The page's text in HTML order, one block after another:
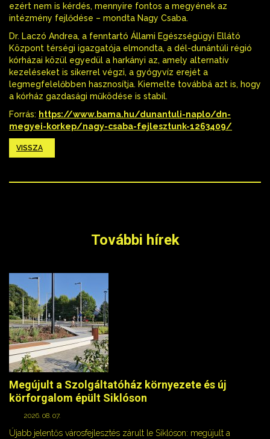
ezért nem is kérdés, mennyire fontos a megyének az
intézmény fejlődése – mondta Nagy Csaba.
Dr. Laczó Andrea, a fenntartó Állami Egészségügyi Ellátó
Központ térségi igazgatója elmondta, a dél-dunántúli régió
kórházai közül egyedül a harkányi az, amely alternatív
kezeléseket is sikerrel végzi, a gyógyvíz erejét a
legmegfelelőbben hasznosítja. Kiemelte továbbá azt is, hogy
a kórház gazdasági működése is stabil.
Forrás: https://www.bama.hu/dunantuli-naplo/dn-
megyei-korkep/nagy-csaba-fejlesztunk-1263409/
VISSZA
További hírek
Megújult a Szolgáltatóház környezete és új
körforgalom épült Siklóson
2026. 08. 07.
Újabb jelentős városfejlesztés zárult le Siklóson: megújult a